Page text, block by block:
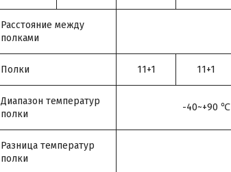
Расстояние между
полками
Полки 11+1 11+1
Диапазон температур
полки
-40~+90 ℃
Разница температур
полки